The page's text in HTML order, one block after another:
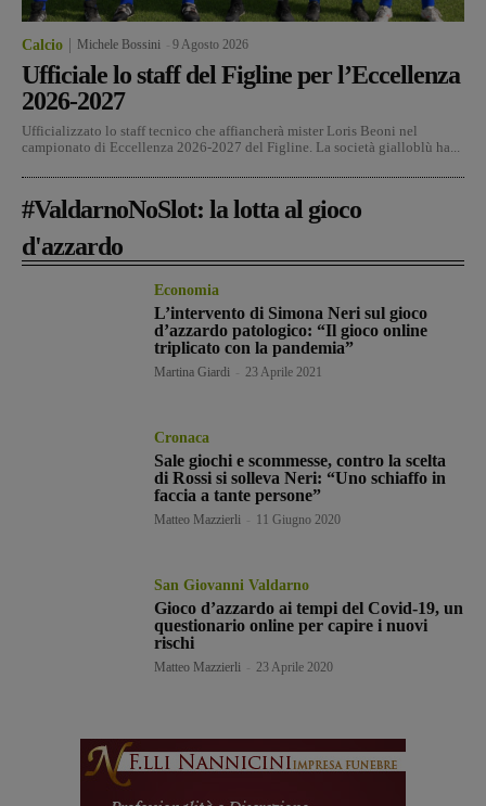
Calcio Michele Bossini 9 Agosto 2026
Ufficiale lo staff del Figline per l’Eccellenza
2026-2027
Ufficializzato lo staff tecnico che affiancherà mister Loris Beoni nel
campionato di Eccellenza 2026-2027 del Figline. La società gialloblù ha...
#ValdarnoNoSlot: la lotta al gioco
d'azzardo
Economia
L’intervento di Simona Neri sul gioco
d’azzardo patologico: “Il gioco online
triplicato con la pandemia”
Martina Giardi 23 Aprile 2021
Cronaca
Sale giochi e scommesse, contro la scelta
di Rossi si solleva Neri: “Uno schiaffo in
faccia a tante persone”
Matteo Mazzierli 11 Giugno 2020
San Giovanni Valdarno
Gioco d’azzardo ai tempi del Covid-19, un
questionario online per capire i nuovi
rischi
Matteo Mazzierli 23 Aprile 2020